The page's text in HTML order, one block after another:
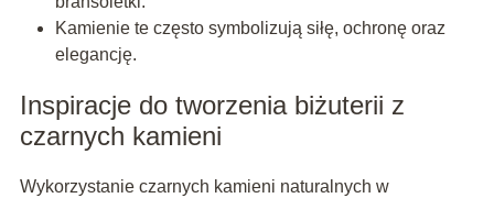
Kamienie te często symbolizują siłę, ochronę oraz
elegancję.
Inspiracje do tworzenia biżuterii z
czarnych kamieni
Wykorzystanie czarnych kamieni naturalnych w